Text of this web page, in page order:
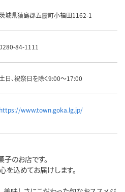
城県猿島郡五霞町小福田1162-1
84-1111
土日、祝祭日を除く9:00～17:00
https://www.town.goka.lg.jp/
のお店です。
を込めてお届けします。